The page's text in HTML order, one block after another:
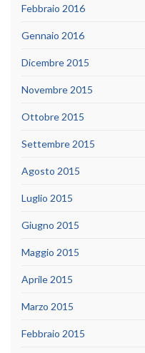
Febbraio 2016
Gennaio 2016
Dicembre 2015
Novembre 2015
Ottobre 2015
Settembre 2015
Agosto 2015
Luglio 2015
Giugno 2015
Maggio 2015
Aprile 2015
Marzo 2015
Febbraio 2015